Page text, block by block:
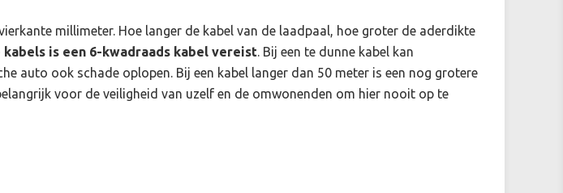
millimeter. Hoe langer de kabel van de laadpaal, hoe groter de aderdikte
kabels is een 6-kwadraads kabel vereist. Bij een te dunne kabel kan
auto ook schade oplopen. Bij een kabel langer dan 50 meter is een nog grotere
voor de veiligheid van uzelf en de omwonenden om hier nooit op te